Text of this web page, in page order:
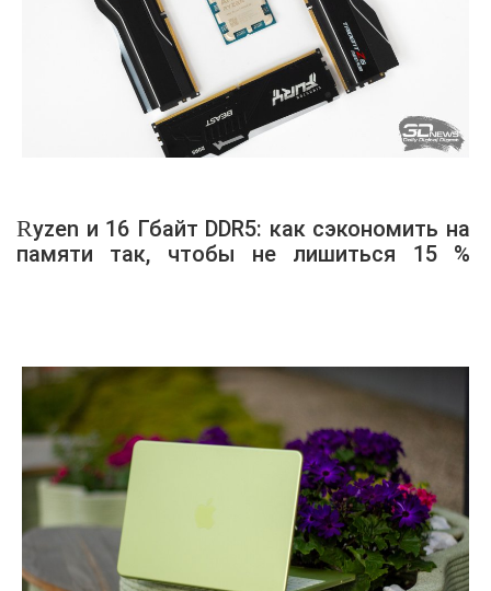
Ryzen и 16 Гбайт DDR5: как сэкономить на
памяти так, чтобы не лишиться 15 %